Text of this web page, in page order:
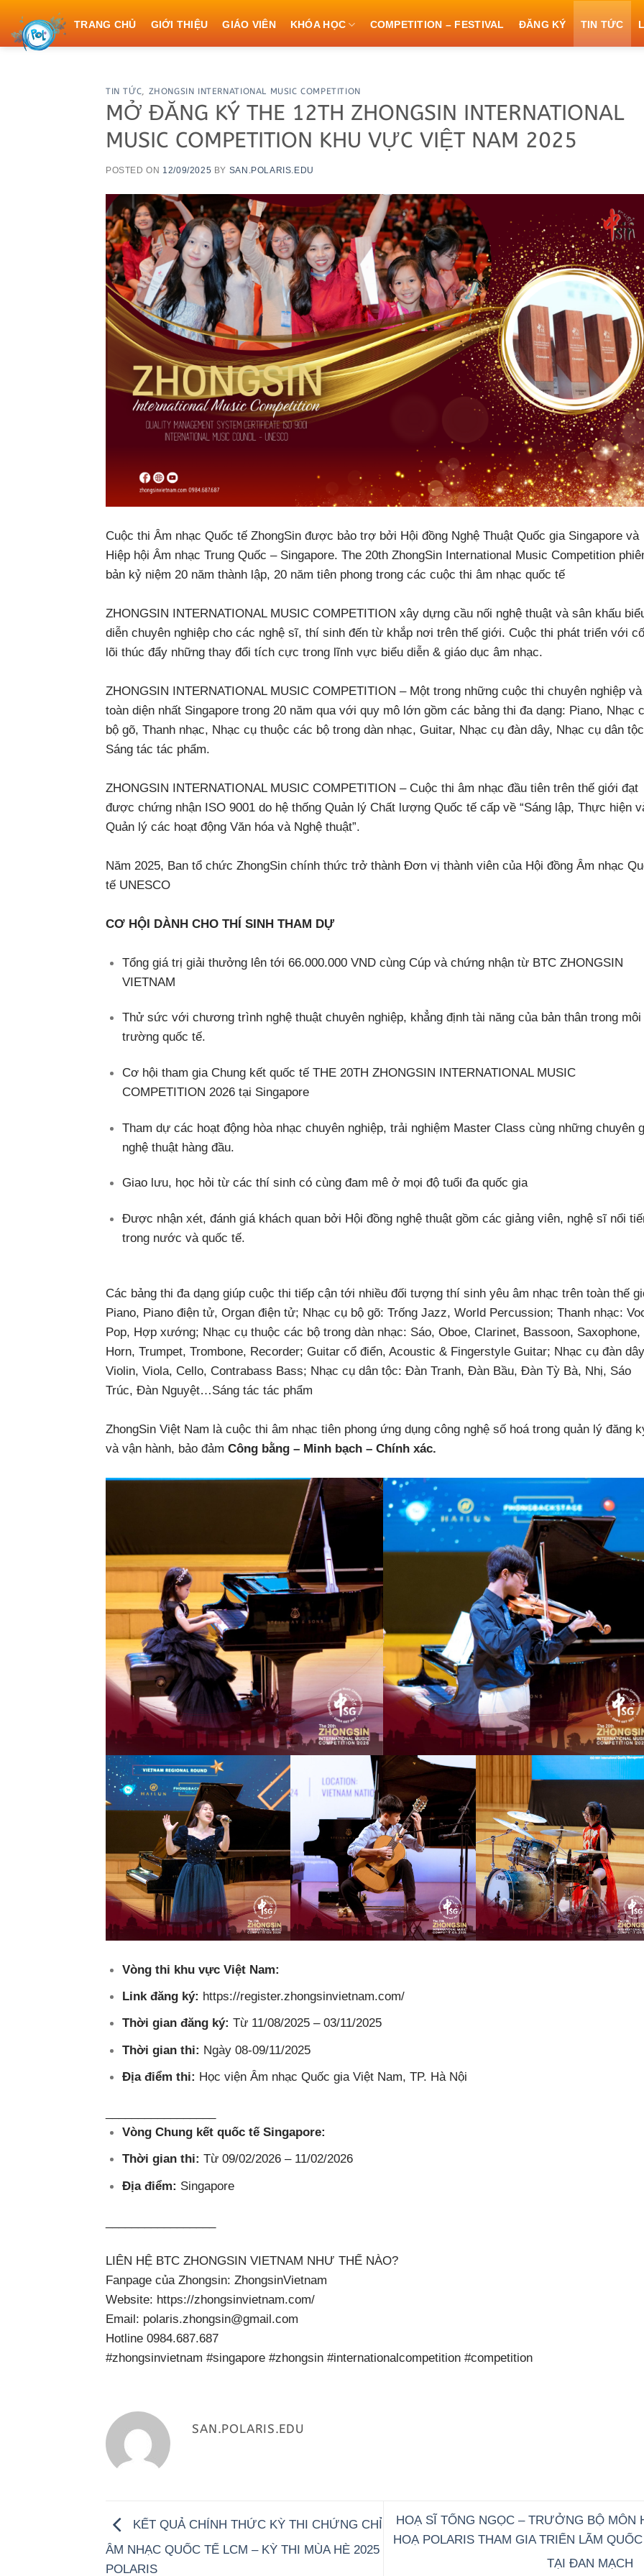
content
TRANG CHỦ GIỚI THIỆU GIÁO VIÊN KHÓA HỌC COMPETITION – FESTIVAL ĐĂNG KÝ TIN TỨC
TIN TỨC, ZHONGSIN INTERNATIONAL MUSIC COMPETITION
MỞ ĐĂNG KÝ THE 12TH ZHONGSIN INTERNATIONAL
MUSIC COMPETITION KHU VỰC VIỆT NAM 2025
POSTED ON 12/09/2025 BY SAN.POLARIS.EDU
Cuộc thi Âm nhạc Quốc tế ZhongSin được bảo trợ bởi Hội đồng Nghệ Thuật Quốc gia Singapore và
Hiệp hội Âm nhạc Trung Quốc – Singapore. The 20th ZhongSin International Music Competition
bản kỷ niệm 20 năm thành lập, 20 năm tiên phong trong các cuộc thi âm nhạc quốc tế
ZHONGSIN INTERNATIONAL MUSIC COMPETITION xây dựng cầu nối nghệ thuật và sân khấu
diễn chuyên nghiệp cho các nghệ sĩ, thí sinh đến từ khắp nơi trên thế giới. Cuộc thi phát triển với
lõi thúc đẩy những thay đổi tích cực trong lĩnh vực biểu diễn & giáo dục âm nhạc.
ZHONGSIN INTERNATIONAL MUSIC COMPETITION – Một trong những cuộc thi chuyên nghiệp và
toàn diện nhất Singapore trong 20 năm qua với quy mô lớn gồm các bảng thi đa dạng: Piano, Nhạc
bộ gõ, Thanh nhạc, Nhạc cụ thuộc các bộ trong dàn nhạc, Guitar, Nhạc cụ đàn dây, Nhạc cụ dân
Sáng tác tác phẩm.
ZHONGSIN INTERNATIONAL MUSIC COMPETITION – Cuộc thi âm nhạc đầu tiên trên thế giới đạt
được chứng nhận ISO 9001 do hệ thống Quản lý Chất lượng Quốc tế cấp về “Sáng lập, Thực hiện
Quản lý các hoạt động Văn hóa và Nghệ thuật”.
Năm 2025, Ban tổ chức ZhongSin chính thức trở thành Đơn vị thành viên của Hội đồng Âm nhạc
tế UNESCO
CƠ HỘI DÀNH CHO THÍ SINH THAM DỰ
Tổng giá trị giải thưởng lên tới 66.000.000 VND cùng Cúp và chứng nhận từ BTC ZHONGSIN
VIETNAM
Thử sức với chương trình nghệ thuật chuyên nghiệp, khẳng định tài năng của bản thân trong môi
trường quốc tế.
Cơ hội tham gia Chung kết quốc tế THE 20TH ZHONGSIN INTERNATIONAL MUSIC
COMPETITION 2026 tại Singapore
Tham dự các hoạt động hòa nhạc chuyên nghiệp, trải nghiệm Master Class cùng những chuyên
nghệ thuật hàng đầu.
Giao lưu, học hỏi từ các thí sinh có cùng đam mê ở mọi độ tuổi đa quốc gia
Được nhận xét, đánh giá khách quan bởi Hội đồng nghệ thuật gồm các giảng viên, nghệ sĩ nổi
trong nước và quốc tế.
Các bảng thi đa dạng giúp cuộc thi tiếp cận tới nhiều đối tượng thí sinh yêu âm nhạc trên toàn thế
Piano, Piano điện tử, Organ điện tử; Nhạc cụ bộ gõ: Trống Jazz, World Percussion; Thanh nhạc:
Pop, Hợp xướng; Nhạc cụ thuộc các bộ trong dàn nhạc: Sáo, Oboe, Clarinet, Bassoon, Saxophone,
Horn, Trumpet, Trombone, Recorder; Guitar cổ điển, Acoustic & Fingerstyle Guitar; Nhạc cụ đàn
Violin, Viola, Cello, Contrabass Bass; Nhạc cụ dân tộc: Đàn Tranh, Đàn Bầu, Đàn Tỳ Bà, Nhị, Sáo
Trúc, Đàn Nguyệt…Sáng tác tác phẩm
ZhongSin Việt Nam là cuộc thi âm nhạc tiên phong ứng dụng công nghệ số hoá trong quản lý đăng
và vận hành, bảo đảm Công bằng – Minh bạch – Chính xác.
Vòng thi khu vực Việt Nam:
Link đăng ký: https://register.zhongsinvietnam.com/
Thời gian đăng ký: Từ 11/08/2025 – 03/11/2025
Thời gian thi: Ngày 08-09/11/2025
Địa điểm thi: Học viện Âm nhạc Quốc gia Việt Nam, TP. Hà Nội
Vòng Chung kết quốc tế Singapore:
Thời gian thi: Từ 09/02/2026 – 11/02/2026
Địa điểm: Singapore
LIÊN HỆ BTC ZHONGSIN VIETNAM NHƯ THẾ NÀO?
Fanpage của Zhongsin: ZhongsinVietnam
Website: https://zhongsinvietnam.com/
Email: polaris.zhongsin@gmail.com
Hotline 0984.687.687
#zhongsinvietnam #singapore #zhongsin #internationalcompetition #competition
SAN.POLARIS.EDU
KẾT QUẢ CHÍNH THỨC KỲ THI CHỨNG CHỈ
ÂM NHẠC QUỐC TẾ LCM – KỲ THI MÙA HÈ 2025
POLARIS
HOẠ SĨ TỐNG NGỌC – TRƯỞNG BỘ MÔN
HOẠ POLARIS THAM GIA TRIỂN LÃM
TẠI ĐAN MẠCH